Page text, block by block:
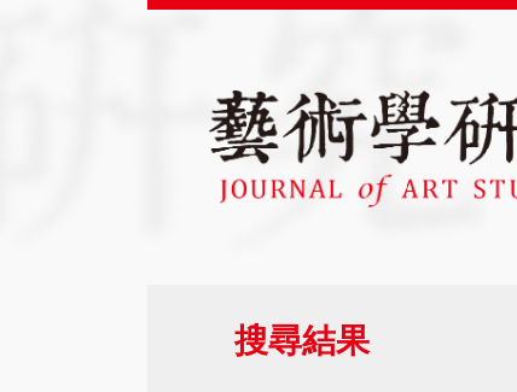
搜尋結果